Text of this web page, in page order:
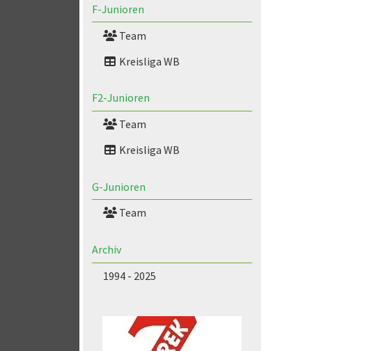
F-Junioren
Team
Kreisliga WB
F2-Junioren
Team
Kreisliga WB
G-Junioren
Team
Archiv
1994 - 2025